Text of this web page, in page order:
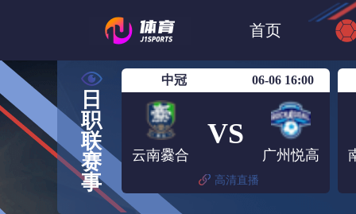
首页
日
日
职
联
赛
事
中冠 06-06 16:00
云南爨合
VS
广州悦高
高清直播